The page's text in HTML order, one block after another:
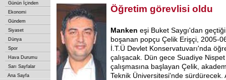
Günün İçinden
Ekonomi
Gündem
Siyaset
Dünya
Spor
Hava Durumu
Sarı Sayfalar
Ana Sayfa
Öğretim görevlisi oldu
Manken eşi Buket Saygı'dan
boşanan popçu Çelik Erişçi, 2005-
İ.T.Ü Devlet Konservatuvarı'nda
çalışacak. Dün gece Suadiye
çalışmasına başlayan Çelik,
Teknik Üniversitesi'nde sürdürecek.